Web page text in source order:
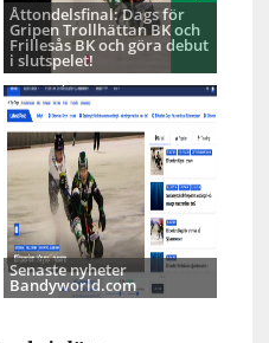
Åttondelsfinal: Dags för
Gripen Trollhättan BK och
Frillesås BK och göra debut
i slutspelet!
Senaste nyheter
Bandyworld.com